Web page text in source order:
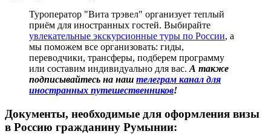
Туроператор "Вита трэвел" организует теплый
приём для иностранных гостей. Выбирайте
увлекательные экскурсионные туры по России, а
мы поможем все организовать: гиды,
переводчики, трансферы, подберем программу
или составим индивидуально для вас. А также
подписывайтесь на наш телеграм канал для
иностранных путешественников!
Документы, необходимые для оформления визы
в Россию гражданину Румынии: